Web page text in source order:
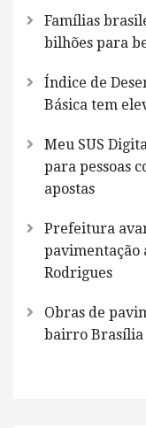
Famílias
bilhões para
Índice de
Básica tem
Meu SUS
para pessoas
apostas
Prefeitura
pavimentação
Rodrigues
Obras de
bairro Brasília